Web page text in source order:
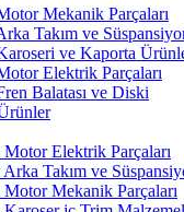
Mekanik Parçaları
Takım ve
ve Kaporta
Elektrik Parçaları
Balatası ve Diski
Motor Elektrik Parçaları
Arka Takım ve
Motor Mekanik Parçaları